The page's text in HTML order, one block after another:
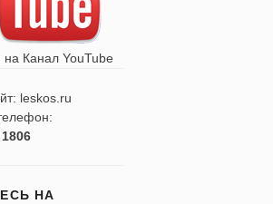
на Канал YouTube
leskos.ru
НА